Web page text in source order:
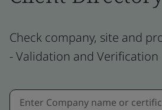
Check company, site and
- Validation and Verification